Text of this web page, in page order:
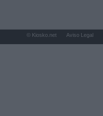
© Kiosko.net Aviso Legal